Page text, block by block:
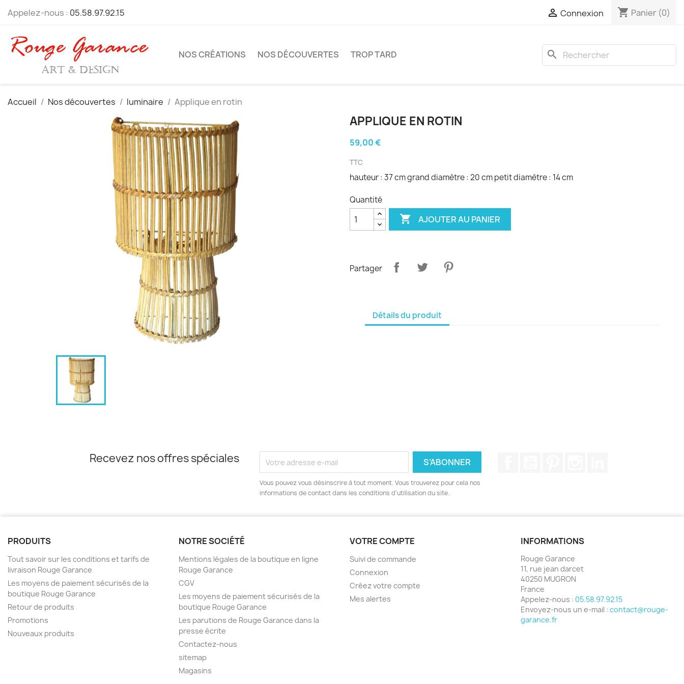
Appelez-nous : 05.58.97.92.15  Connexion shopping_cart Panier (0)
NOS CRÉATIONS NOS DÉCOUVERTES TROP TARD search
Accueil Nos découvertes luminaire Applique en rotin
APPLIQUE EN ROTIN
59,00 €
TTC
hauteur : 37 cm grand diamètre : 20 cm petit diamètre : 14 cm
Quantité
 AJOUTER AU PANIER
Partager
Détails du produit
Recevez nos offres spéciales
Vous pouvez vous désinscrire à tout moment. Vous trouverez pour cela nos
informations de contact dans les conditions d'utilisation du site.
PRODUITS
Tout savoir sur les conditions et tarifs de
livraison Rouge Garance
Les moyens de paiement sécurisés de la
boutique Rouge Garance
Retour de produits
Promotions
Nouveaux produits
NOTRE SOCIÉTÉ
Mentions légales de la boutique en ligne
Rouge Garance
CGV
Les moyens de paiement sécurisés de la
boutique Rouge Garance
Les parutions de Rouge Garance dans la
presse écrite
Contactez-nous
sitemap
Magasins
VOTRE COMPTE
Suivi de commande
Connexion
Créez votre compte
Mes alertes
INFORMATIONS
Rouge Garance
11, rue jean darcet
40250 MUGRON
France
Appelez-nous : 05.58.97.92.15
Envoyez-nous un e-mail : contact@rouge-
garance.fr